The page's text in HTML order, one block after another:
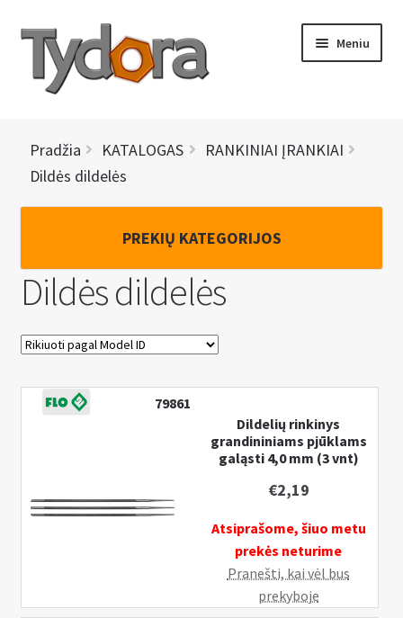
Pereiti
meniu
Pereiti
turinio
Meniu
KATALOGAS
NAUJIENOS
BRENDAI
KONTAKTAI
l
e
t
Pristatymo informacija
I
š
l
s
Pradžia KATALOGAS
RANKINIAI ĮRANKIAI
Dildės dildelės
PREKIŲ KATEGORIJOS
Dildės dildelės
79861
Dildelių rinkinys
grandininiams pjūklams
galąsti 4,0 mm (3 vnt)
€2,19
Atsiprašome, šiuo metu
prekės neturime
Pranešti, kai vėl bus
prekyboje